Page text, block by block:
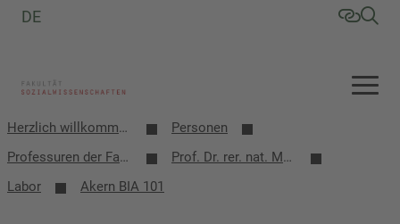
DE
Herzlich willkommen an der Fakultät Sozialwissenschaften
Personen
Professuren der Fakultät
Prof. Dr. rer. nat. Matthias Schmidt
Labor
Akern BIA 101